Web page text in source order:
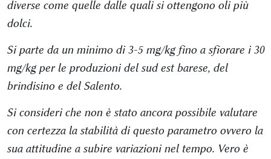
diverse come quelle dalle quali si ottengono oli più
dolci.
Si parte da un minimo di 3-5 mg/kg fino a sfiorare i 30
mg/kg per le produzioni del sud est barese, del
brindisino e del Salento.
Si consideri che non è stato ancora possibile valutare
con certezza la stabilità di questo parametro ovvero la
sua attitudine a subire variazioni nel tempo. Vero è